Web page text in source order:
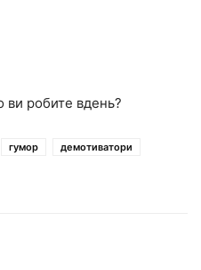
робите вдень?
гумор
демотиватори